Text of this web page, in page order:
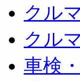
クル
クル
車検